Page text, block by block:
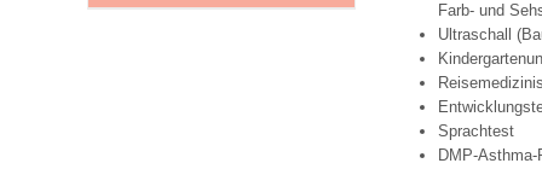
Vorsorge- und
Broschüren und
Farb- und
Ultraschall
Sprachtest
DMP-